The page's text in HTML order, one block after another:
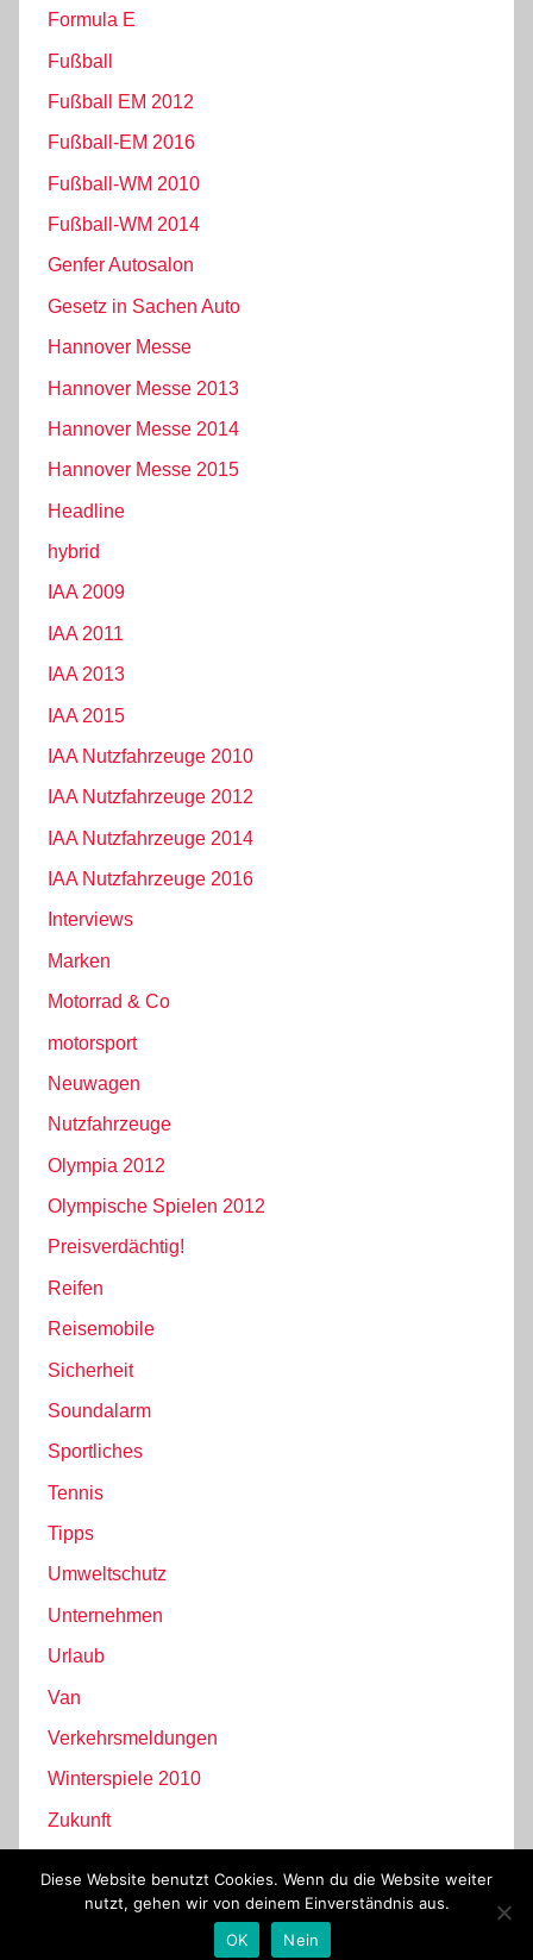
Formula E
Fußball
Fußball EM 2012
Fußball-EM 2016
Fußball-WM 2010
Fußball-WM 2014
Genfer Autosalon
Gesetz in Sachen Auto
Hannover Messe
Hannover Messe 2013
Hannover Messe 2014
Hannover Messe 2015
Headline
hybrid
IAA 2009
IAA 2011
IAA 2013
IAA 2015
IAA Nutzfahrzeuge 2010
IAA Nutzfahrzeuge 2012
IAA Nutzfahrzeuge 2014
IAA Nutzfahrzeuge 2016
Interviews
Marken
Motorrad & Co
motorsport
Neuwagen
Nutzfahrzeuge
Olympia 2012
Olympische Spielen 2012
Preisverdächtig!
Reifen
Reisemobile
Sicherheit
Soundalarm
Sportliches
Tennis
Tipps
Umweltschutz
Unternehmen
Urlaub
Van
Verkehrsmeldungen
Winterspiele 2010
Zukunft
WordPress-Theme: Donovan von ThemeZee.
Diese Website benutzt Cookies. Wenn du die Website weiter
nutzt, gehen wir von deinem Einverständnis aus.
OK
Nein